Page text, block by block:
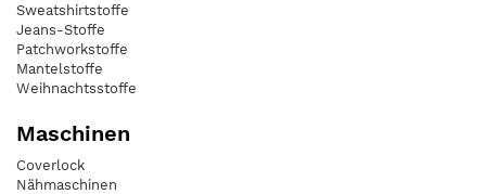
Sweatshirtstoffe
Jeans-Stoffe
Patchworkstoffe
Mantelstoffe
Weihnachtsstoffe
Maschinen
Coverlock
Nähmaschinen